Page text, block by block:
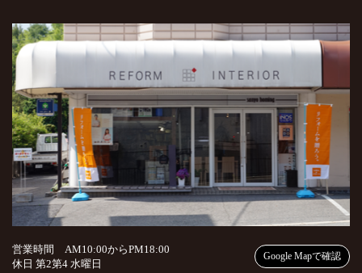
営業時間 AM10:00からPM18:00
休日 第2第4 水曜日
Google Mapで確認